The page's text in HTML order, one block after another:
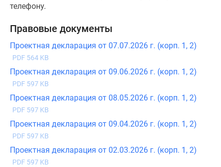
телефону.
Правовые документы
Проектная декларация от 07.07.2026 г. (корп. 1, 2)
PDF 564 KB
Проектная декларация от 09.06.2026 г. (корп. 1, 2)
PDF 597 KB
Проектная декларация от 08.05.2026 г. (корп. 1, 2)
PDF 597 KB
Проектная декларация от 09.04.2026 г. (корп. 1, 2)
PDF 597 KB
Проектная декларация от 02.03.2026 г. (корп. 1, 2)
PDF 597 KB